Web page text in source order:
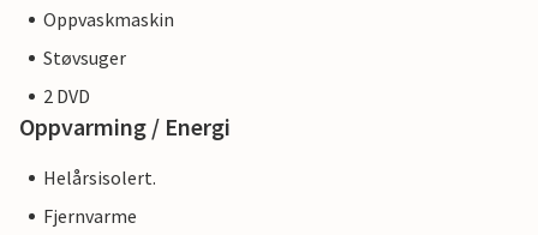
Oppvaskmaskin
Støvsuger
2 DVD
Oppvarming / Energi
Helårsisolert.
Fjernvarme